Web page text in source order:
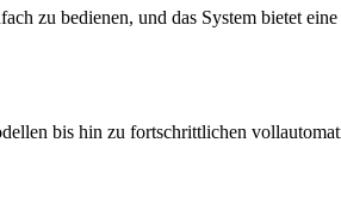
zu bedienen, und das System bietet
bis hin zu fortschrittlichen